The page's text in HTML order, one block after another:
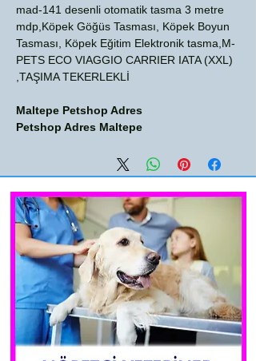
mad-141 desenli otomatik tasma 3 metre
mdp,Köpek Göğüs Tasması, Köpek Boyun
Tasması, Köpek Eğitim Elektronik tasma,M-
PETS ECO VIAGGIO CARRIER IATA (XXL)
TAŞIMA TEKERLEKLİ,
Maltepe Petshop Adres